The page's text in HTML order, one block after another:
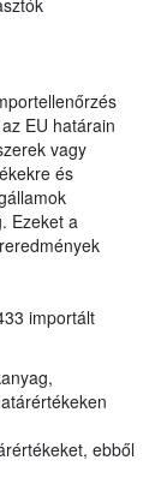
EU határain
vagy
és
Ezeket a
importált
ebből